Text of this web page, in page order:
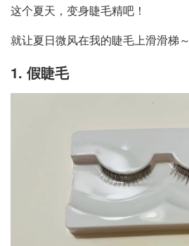
这个夏天，变身睫毛精吧！
就让夏日微风在我的睫毛上滑滑梯～
1. 假睫毛